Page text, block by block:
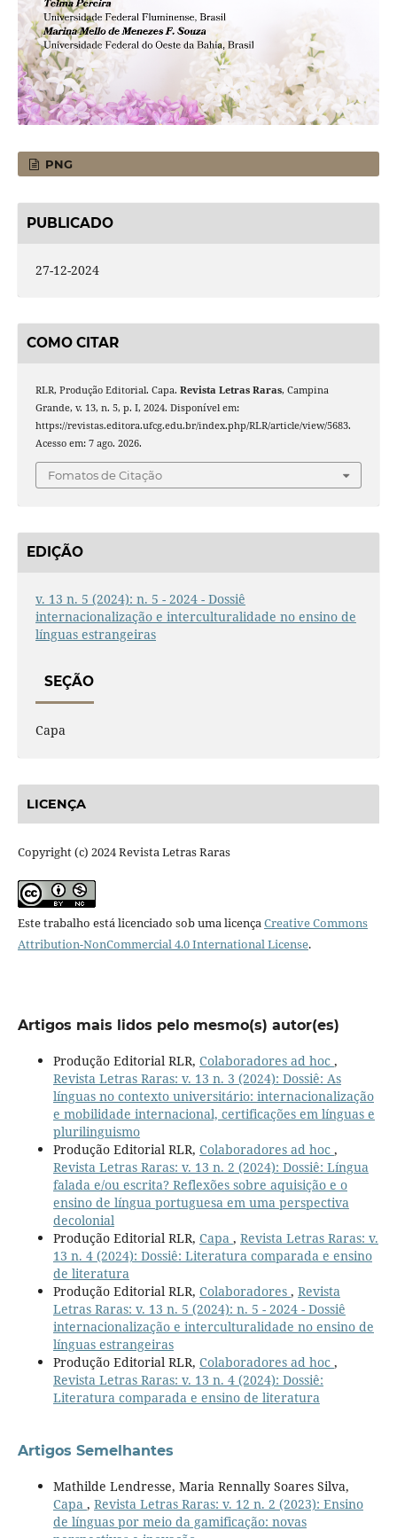
PNG
PUBLICADO
27-12-2024
COMO CITAR
RLR, Produção Editorial. Capa. Revista Letras Raras, Campina
Grande, v. 13, n. 5, p. I, 2024. Disponível em:
https://revistas.editora.ufcg.edu.br/index.php/RLR/article/view/5683.
Acesso em: 7 ago. 2026.
Fomatos de Citação
EDIÇÃO
v. 13 n. 5 (2024): n. 5 - 2024 - Dossiê
internacionalização e interculturalidade no ensino de
línguas estrangeiras
SEÇÃO
Capa
LICENÇA
Copyright (c) 2024 Revista Letras Raras
Este trabalho está licenciado sob uma licençaCreative Commons
Attribution-NonCommercial 4.0 International License.
Artigos mais lidos pelo mesmo(s) autor(es)
Produção Editorial RLR, Colaboradores ad hoc ,
Revista Letras Raras: v. 13 n. 3 (2024): Dossiê: As
línguas no contexto universitário: internacionalização
e mobilidade internacional, certificações em línguas e
plurilinguismo
Produção Editorial RLR, Colaboradores ad hoc ,
Revista Letras Raras: v. 13 n. 2 (2024): Dossiê: Língua
falada e/ou escrita? Reflexões sobre aquisição e o
ensino de língua portuguesa em uma perspectiva
decolonial
Produção Editorial RLR, Capa , Revista Letras Raras: v.
13 n. 4 (2024): Dossiê: Literatura comparada e ensino
de literatura
Produção Editorial RLR, Colaboradores , Revista
Letras Raras: v. 13 n. 5 (2024): n. 5 - 2024 - Dossiê
internacionalização e interculturalidade no ensino de
línguas estrangeiras
Produção Editorial RLR, Colaboradores ad hoc ,
Revista Letras Raras: v. 13 n. 4 (2024): Dossiê:
Literatura comparada e ensino de literatura
Artigos Semelhantes
Mathilde Lendresse, Maria Rennally Soares Silva,
Capa , Revista Letras Raras: v. 12 n. 2 (2023): Ensino
de línguas por meio da gamificação: novas